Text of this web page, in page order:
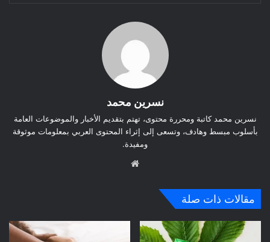
نسرين محمد
نسرين محمد كاتبة ومحررة محتوى، تهتم بتقديم الأخبار والموضوعات العامة
بأسلوب مبسط وهادف، وتسعى إلى إثراء المحتوى العربي بمعلومات موثوقة
ومفيدة.
مقالات ذات صلة